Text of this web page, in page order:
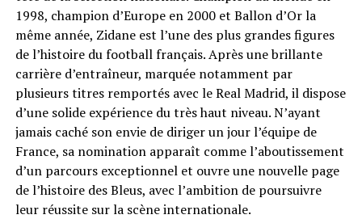
1998, champion d’Europe en 2000 et Ballon d’Or la
même année, Zidane est l’une des plus grandes figures
de l’histoire du football français. Après une brillante
carrière d’entraîneur, marquée notamment par
plusieurs titres remportés avec le Real Madrid, il dispose
d’une solide expérience du très haut niveau. N’ayant
jamais caché son envie de diriger un jour l’équipe de
France, sa nomination apparaît comme l’aboutissement
d’un parcours exceptionnel et ouvre une nouvelle page
de l’histoire des Bleus, avec l’ambition de poursuivre
leur réussite sur la scène internationale.